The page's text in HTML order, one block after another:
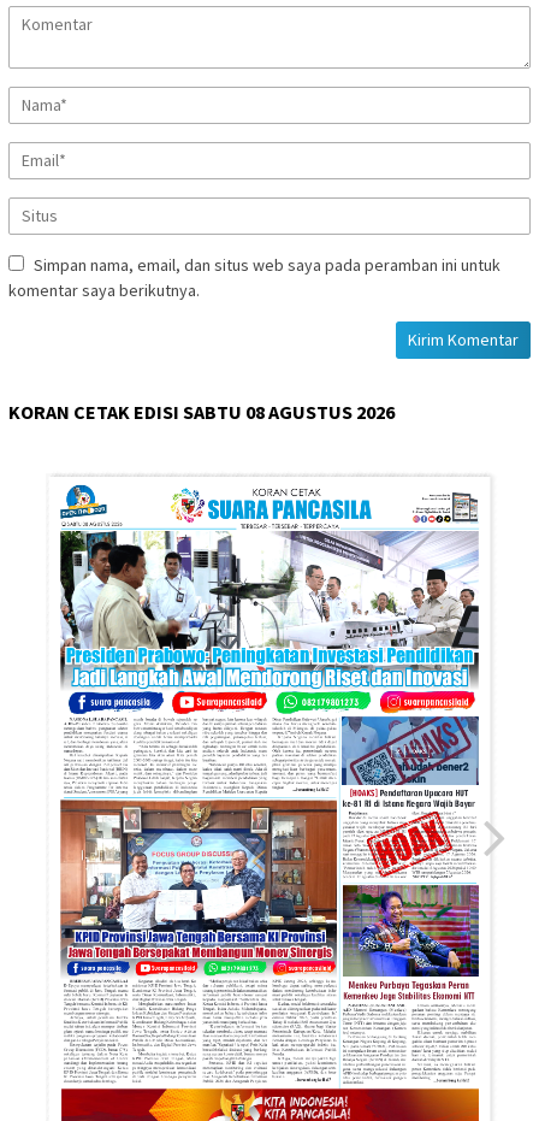
Simpan nama, email, dan situs web saya pada peramban ini untuk
komentar saya berikutnya.
KORAN CETAK EDISI SABTU 08 AGUSTUS 2026